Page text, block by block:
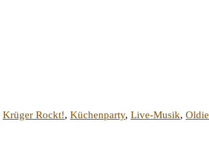
Krüger Rockt!, Küchenparty, Live-Musik,